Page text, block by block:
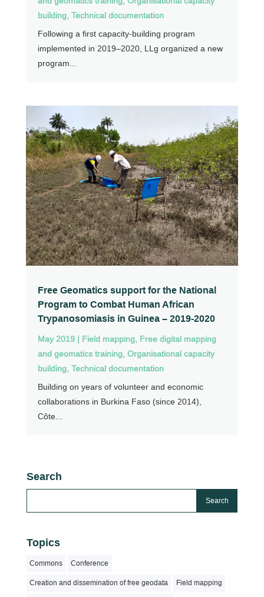
building, Technical documentation
Following a first capacity-building program
implemented in 2019–2020, LLg organized a new
program...
Free Geomatics support for the National
Program to Combat Human African
Trypanosomiasis in Guinea – 2019-2020
May 2019| Field mapping, Free digital mapping
and geomatics training, Organisational capacity
building, Technical documentation
Building on years of volunteer and economic
collaborations in Burkina Faso (since 2014),
Côte...
Search
Topics
Commons Conference
Creation and dissemination of free geodata Field mapping